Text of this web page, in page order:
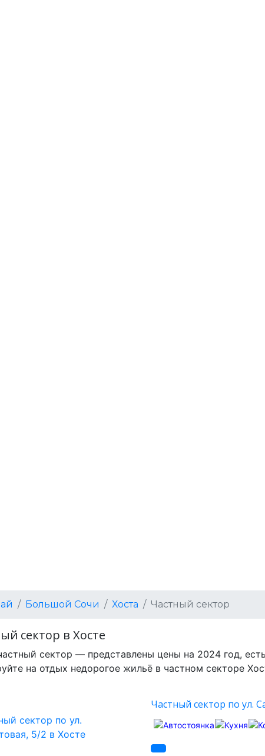
Большой Сочи Хоста Частный сектор
сектор в Хосте
сектор — представлены цены на 2024 год,
на отдых недорогое жильё в частном секторе
Частный сектор по ул.